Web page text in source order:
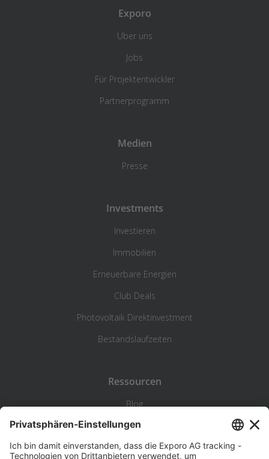
Exporo
Über uns
Jobs
Für Projektentwickler
Partnerprogramm
Medien
Presse
Investments
Investieren
Immobilien
Erneuerbare Energien
Club Deals
Photovoltaik Direktinvestment
Bestandslaufzeiten
Ressourcen
Blog
Statistik
Wiki